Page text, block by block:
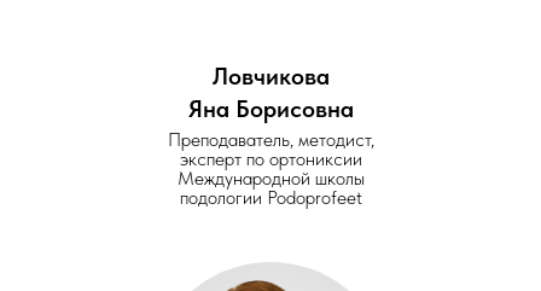
Ловчикова
Яна Борисовна
Преподаватель, методист,
эксперт по ортониксии
Международной школы
подологии Podoprofeet